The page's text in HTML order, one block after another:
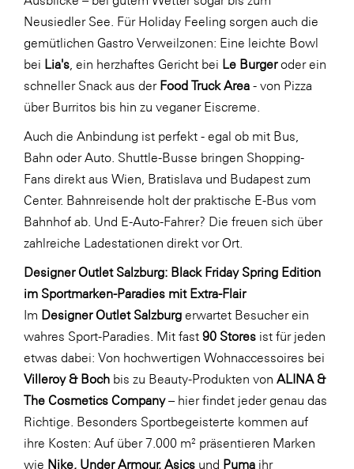
VALETTA
Verband Druck Medien Österreich
Wirtschaftskammer Salzburg
WKS Fachgruppe Fahrzeughandel und
Fahrzeugtechnik
WKS Fachgruppe Finanzdienstleister
WK UBIT
Zühlke
Media
Neusiedler See. Für Holiday Feeling sorgen auch die
gemütlichen Gastro Verweilzonen: Eine leichte Bowl
bei Lia's , ein herzhaftes Gericht bei Le Burgeroder ein
schneller Snack aus der Food Truck Area - von Pizza
über Burritos bis hin zu veganer Eiscreme.
Auch die Anbindung ist perfekt - egal ob mit Bus,
Bahn oder Auto. Shuttle-Busse bringen Shopping-
Fans direkt aus Wien, Bratislava und Budapest zum
Center. Bahnreisende holt der praktische E-Bus vom
Bahnhof ab. Und E-Auto-Fahrer? Die freuen sich über
zahlreiche Ladestationen direkt vor Ort.
Designer Outlet Salzburg: Black Friday Spring Edition
im Sportmarken-Paradies mit Extra-Flair
Im Designer Outlet Salzburg erwartet Besucher ein
wahres Sport-Paradies. Mit fast 90 Stores ist für jeden
etwas dabei: Von hochwertigen Wohnaccessoires bei
Villeroy & Boch bis zu Beauty-Produkten von ALINA &
The Cosmetics Company– hier findet jeder genau das
Richtige. Besonders Sportbegeisterte kommen auf
ihre Kosten: Auf über 7.000 m² präsentieren Marken
wie Nike, Under Armour, Asics und Puma ihr